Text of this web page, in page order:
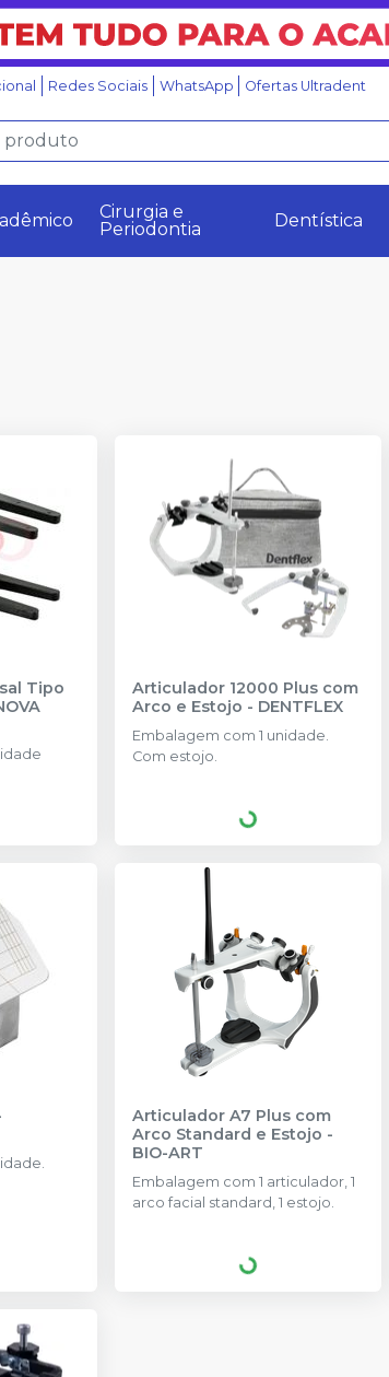
Redes Sociais WhatsApp Ofertas Ultradent
Cirurgia e
Periodontia
Dentística
Tipo
Articulador 12000 Plus com
Arco e Estojo - DENTFLEX
Embalagem com 1 unidade.
Com estojo.
Articulador A7 Plus com
Arco Standard e Estojo -
BIO-ART
Embalagem com 1 articulador, 1
arco facial standard, 1 estojo.